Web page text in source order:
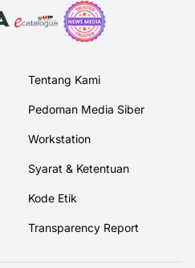
Tentang Kami
Pedoman Media Siber
Workstation
Syarat & Ketentuan
Kode Etik
Transparency Report